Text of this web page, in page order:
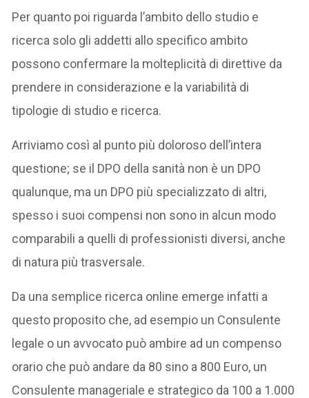
Per quanto poi riguarda l’ambito dello studio e
ricerca solo gli addetti allo specifico ambito
possono confermare la molteplicità di direttive da
prendere in considerazione e la variabilità di
tipologie di studio e ricerca.
Arriviamo così al punto più doloroso dell’intera
questione; se il DPO della sanità non è un DPO
qualunque, ma un DPO più specializzato di altri,
spesso i suoi compensi non sono in alcun modo
comparabili a quelli di professionisti diversi, anche
di natura più trasversale.
Da una semplice ricerca online emerge infatti a
questo proposito che, ad esempio un Consulente
legale o un avvocato può ambire ad un compenso
orario che può andare da 80 sino a 800 Euro, un
Consulente manageriale e strategico da 100 a 1.000